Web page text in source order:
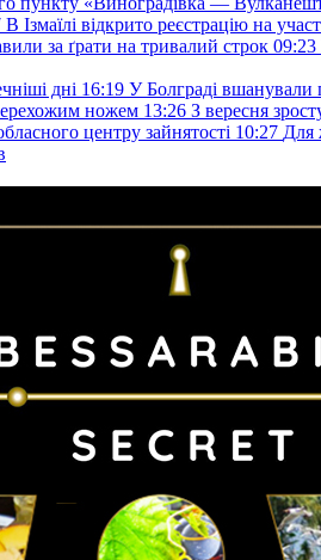
В Ізмаїлі відкрито реєстрацію на
за ґрати на тривалий строк 09:23
дні 16:19 У Болграді вшанували
ножем 13:26 З вересня
центру зайнятості 10:27 Для